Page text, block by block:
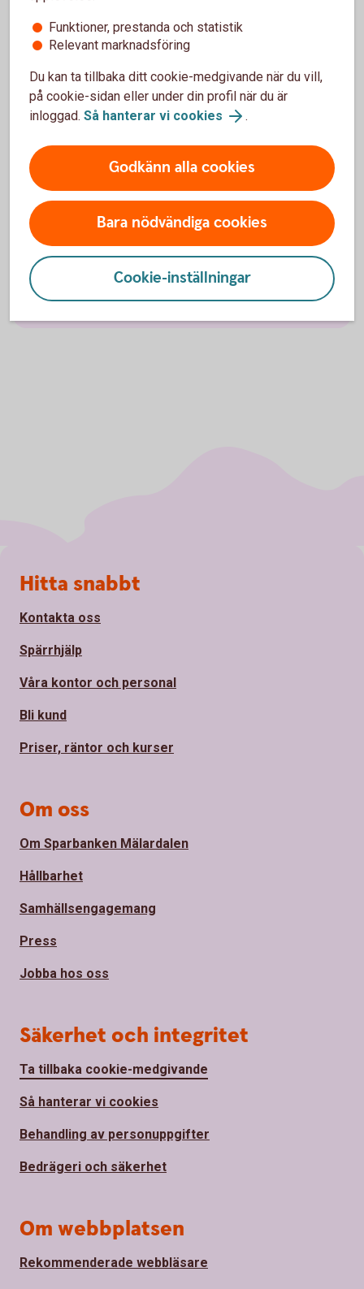
Pelare 3-rapport
Nödlidande exponeringar
Kapitaltäckning
Likviditet
Ersättningar
Finansiella pressmeddelanden
Funktioner, prestanda och statistik
Relevant marknadsföring
Du kan ta tillbaka ditt cookie-medgivande när du vill,
på cookie-sidan eller under din profil när du är
inloggad. Så hanterar vi cookies .
Godkänn alla cookies
Bara nödvändiga cookies
Cookie-inställningar
Sidfot
Hitta snabbt
Kontakta oss
Spärrhjälp
Våra kontor och personal
Bli kund
Priser, räntor och kurser
Om oss
Om Sparbanken Mälardalen
Hållbarhet
Samhällsengagemang
Press
Jobba hos oss
Säkerhet och integritet
Ta tillbaka cookie-medgivande
Så hanterar vi cookies
Behandling av personuppgifter
Bedrägeri och säkerhet
Om webbplatsen
Rekommenderade webbläsare